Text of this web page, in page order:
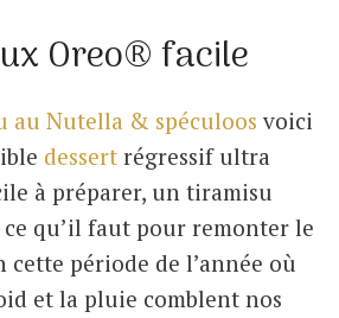
Oreo® facile
au Nutella & spéculoos voici
dessert régressif ultra
à préparer, un tiramisu
ce qu’il faut pour remonter le
période de l’année où
et la pluie comblent nos